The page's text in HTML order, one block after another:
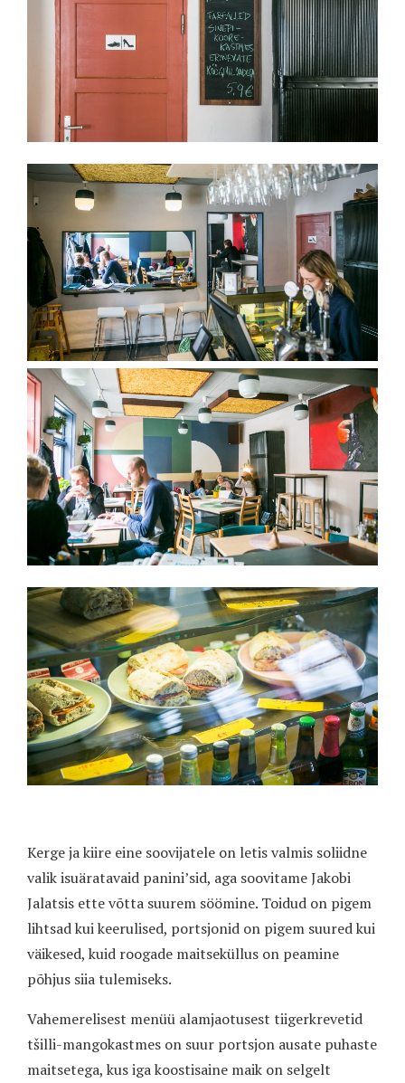
Kerge ja kiire eine soovijatele on letis valmis soliidne
valik isuäratavaid panini’sid, aga soovitame Jakobi
Jalatsis ette võtta suurem söömine. Toidud on pigem
lihtsad kui keerulised, portsjonid on pigem suured kui
väikesed, kuid roogade maitseküllus on peamine
põhjus siia tulemiseks.
Vahemerelisest menüü alamjaotusest tiigerkrevetid
tšilli-mangokastmes on suur portsjon ausate puhaste
maitsetega, kus iga koostisaine maik on selgelt